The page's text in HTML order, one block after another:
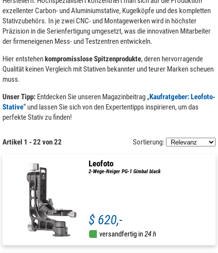
exzellenter Carbon- und Aluminiumstative, Kugelköpfe und des kompletten
Stativzubehörs. In je zwei CNC- und Montagewerken wird in höchster
Präzision in die Serienfertigung umgesetzt, was die innovativen Mitarbeiter
der firmeneigenen Mess- und Testzentren entwickeln.
Hier entstehenkompromisslose Spitzenprodukte, deren hervorragende
Qualität keinen Vergleich mit Stativen bekannter und teurer Marken scheuen
muss.
Unser Tipp: Entdecken Sie unseren Magazinbeitrag „Kaufratgeber: Leofoto-
Stative“ und lassen Sie sich von den Expertentipps inspirieren, um das
perfekte Stativ zu finden!
Artikel 1 - 22 von 22 Sortierung:
Leofoto
2-Wege-Neiger PG-1 Gimbal black
$ 620,-
versandfertig in24 h